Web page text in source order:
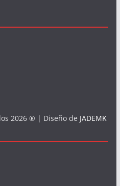
2026 ® | Diseño de JADEMK